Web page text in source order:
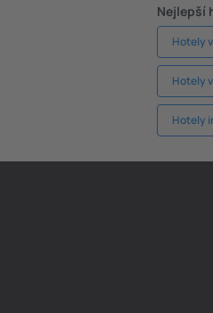
Nejlepší
Hotely
Hotely
Hotely